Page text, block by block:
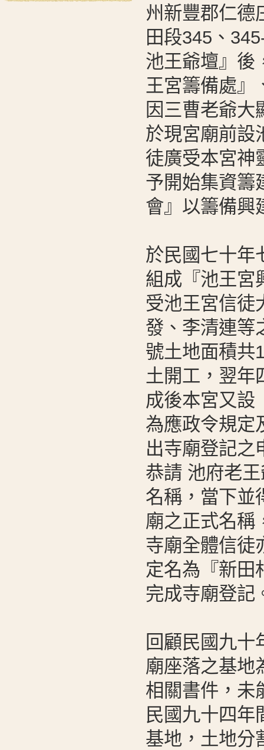
州新豐郡仁德
田段345、
池王爺壇』後
王宮籌備處』
因三曹老爺大
於現宮廟前設
徒廣受本宮神
予開始集資籌
會』以籌備興
於民國七十年
組成『池王宮
受池王宮信徒
發、李清連等
號土地面積共
土開工，翌年
成後本宮又設
為應政令規定
出寺廟登記之
恭請 池府老
名稱，當下並
廟之正式名稱
寺廟全體信徒
定名為『新田
完成寺廟登記
回顧民國九十
廟座落之基地
相關書件，未
民國九十四
基地，土地分